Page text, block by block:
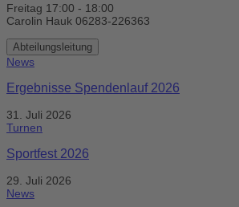
Freitag 17:00 - 18:00
Carolin Hauk 06283-226363
Abteilungsleitung
News
Ergebnisse Spendenlauf 2026
31. Juli 2026
Turnen
Sportfest 2026
29. Juli 2026
News